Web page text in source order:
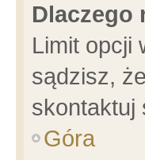
Dlaczego
Limit opcji
sądzisz,
skontaktuj
Góra